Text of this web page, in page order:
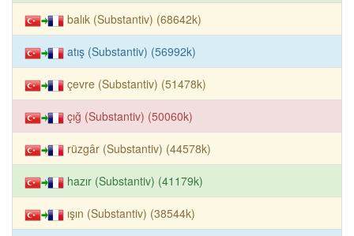
balık (Substantiv) (68642k)
atış (Substantiv) (56992k)
çevre (Substantiv) (51478k)
çığ (Substantiv) (50060k)
rüzgâr (Substantiv) (44578k)
hazır (Substantiv) (41179k)
ışın (Substantiv) (38544k)